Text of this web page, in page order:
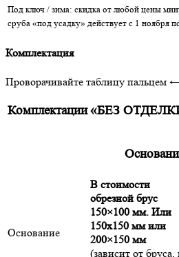
Под ключ / зима: скидка от любой цены
сруба «под усадку» действует с 1 ноября
Комплектация
Проворачивайте таблицу пальцем ←
Комплектации«БЕЗ
Основание
В стоимости
обрезной брус
150×100 мм. Или
150х150 мм или
200×150 мм
(зависит от бруса,